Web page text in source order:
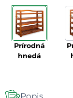
prírodná
hnedá
prírodná
Popis